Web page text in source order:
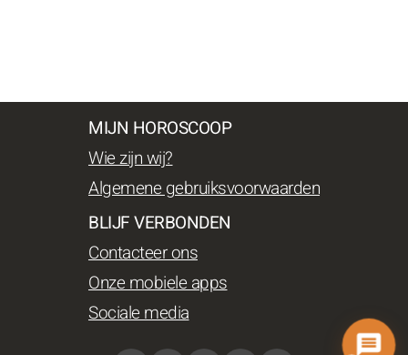
MIJN HOROSCOOP
Wie zijn wij?
Algemene gebruiksvoorwaarden
BLIJF VERBONDEN
Contacteer ons
Onze mobiele apps
Sociale media